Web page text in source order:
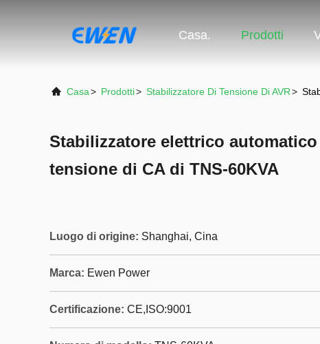
Casa. Prodotti
Casa> Prodotti> Stabilizzatore Di Tensione Di AVR>
Stabilizzatore elettrico
tensione di CA di TNS-60KVA
Luogo di origine: Shanghai, Cina
Marca: Ewen Power
Certificazione: CE,ISO:9001